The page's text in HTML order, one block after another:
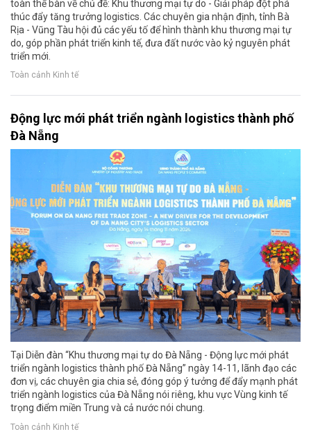
toàn thể bàn về chủ đề: Khu thương mại tự do - Giải pháp đột phá
thúc đẩy tăng trưởng logistics. Các chuyên gia nhận định, tỉnh Bà
Rịa - Vũng Tàu hội đủ các yếu tố để hình thành khu thương mại tự
do, góp phần phát triển kinh tế, đưa đất nước vào kỷ nguyên phát
triển mới.
Toàn cảnh Kinh tế
Động lực mới phát triển ngành logistics thành phố
Đà Nẵng
Tại Diễn đàn “Khu thương mại tự do Đà Nẵng - Động lực mới phát
triển ngành logistics thành phố Đà Nẵng” ngày 14-11, lãnh đạo các
đơn vị, các chuyên gia chia sẻ, đóng góp ý tưởng để đẩy mạnh phát
triển ngành logistics của Đà Nẵng nói riêng, khu vực Vùng kinh tế
trọng điểm miền Trung và cả nước nói chung.
Toàn cảnh Kinh tế